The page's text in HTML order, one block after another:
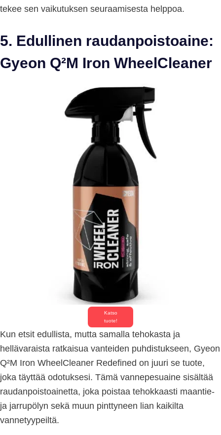
tekee sen vaikutuksen seuraamisesta helppoa.
5. Edullinen raudanpoistoaine:
Gyeon Q²M Iron WheelCleaner
Katso
tuote!
Kun etsit edullista, mutta samalla tehokasta ja
hellävaraista ratkaisua vanteiden puhdistukseen, Gyeon
Q²M Iron WheelCleaner Redefined on juuri se tuote,
joka täyttää odotuksesi. Tämä vannepesuaine sisältää
raudanpoistoainetta, joka poistaa tehokkaasti maantie-
ja jarrupölyn sekä muun pinttyneen lian kaikilta
vannetyypeiltä.